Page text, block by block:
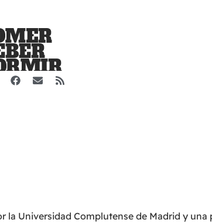
la Universidad Complutense de Madrid y una